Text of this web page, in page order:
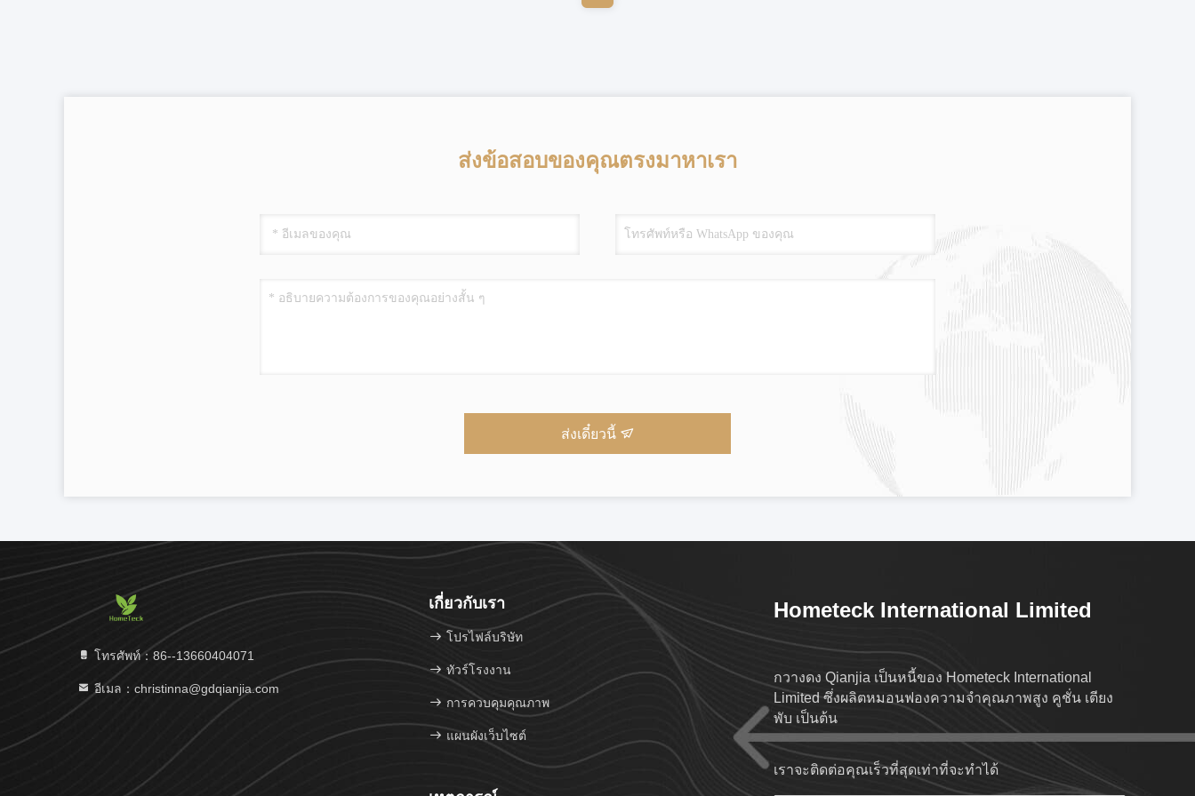
ส่งข้อสอบของคุณตรงมาหาเรา
ส่งเดี๋ยวนี้
โทรศัพท์：86--13660404071
อีเมล：christinna@gdqianjia.com
เกี่ยวกับเรา
โปรไฟล์บริษัท
ทัวร์โรงงาน
การควบคุมคุณภาพ
แผนผังเว็บไซต์
Hometeck International Limited
กวางดง Qianjia เป็นหนี้ของ Hometeck International
Limited ซึ่งผลิตหมอนฟองความจําคุณภาพสูง คูชั่น เตียง
พับ เป็นต้น
เราจะติดต่อคุณเร็วที่สุดเท่าที่จะทําได้